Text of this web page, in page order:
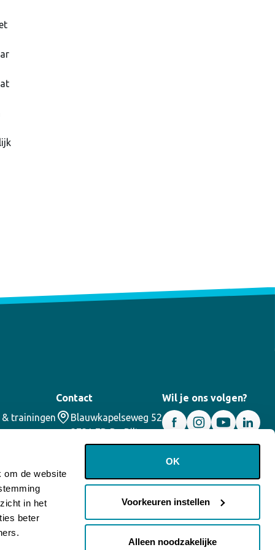
om de website
in het
beter
OK
Voorkeuren instellen
Alleen noodzakelijke
trainingen
Contact
Blauwkapelseweg 52
3731 ED De Bilt
030 – 2200355
Wil je ons volgen?